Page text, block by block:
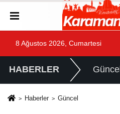
8 Ağustos 2026, Cumartesi
HABERLER Güncel
Haberler Güncel